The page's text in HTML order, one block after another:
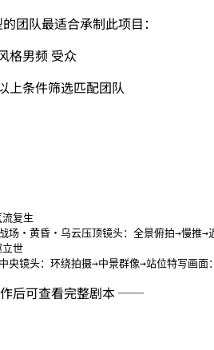
团队最适合承制此项目：
格男频 受众
上条件筛选匹配团队
复生
・黄昏・乌云压顶镜头：全景俯拍→慢推→
世
镜头：环绕拍摄→中景群像→站位特写画面
后可查看完整剧本 ──